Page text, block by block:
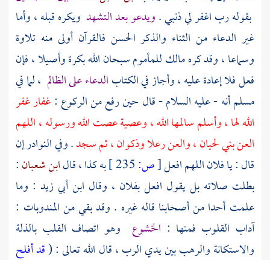
بقوله رب اغفر لي ذنبي .ويدعو بعد التشهد ويكره قبله ، وأما
غير الدعاء من الثناء والذكر الحسن فالقرآن أولى منه تلاوة
وسماعا ، وقد كرهمالكللمأموم سبحان الله بكرة وأصيلا ، فإن
فعل فلا إعادة عليه ، وأجاز في الكتابالدعاء على الظالم ، لما في
مسلمأنه - عليه السلام - قال حين رفع من الركوع :غفار غفر
الله لها ، وأسلم سالمها الله ، وعصية عصت الله ورسوله ، اللهم
العنبني لحيان، والعنرعلاوذكوان، ثم سجد. وفي النوادر إن
قال : يا فلان اللهم افعل[ص: به كذا ، قالابن شعبان:
بطلت صلاته بل يقول افعل بفلان ، وقال ابن أبي زيد : وما
علمت أحدا من أصحابنا قاله غيره . وقد بقي من المندوبات :
آداب القلوب فمنها : الخشوع وهو اتصاف القلب بالذلة
والاستكانة والرهب بين يدي الرب ، قال الله تعالى : (قد أفلح